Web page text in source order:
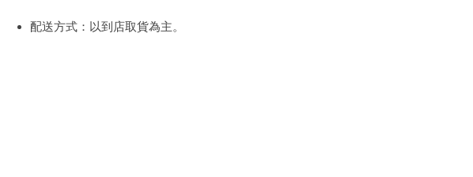
配送方式：以到店取貨為主。